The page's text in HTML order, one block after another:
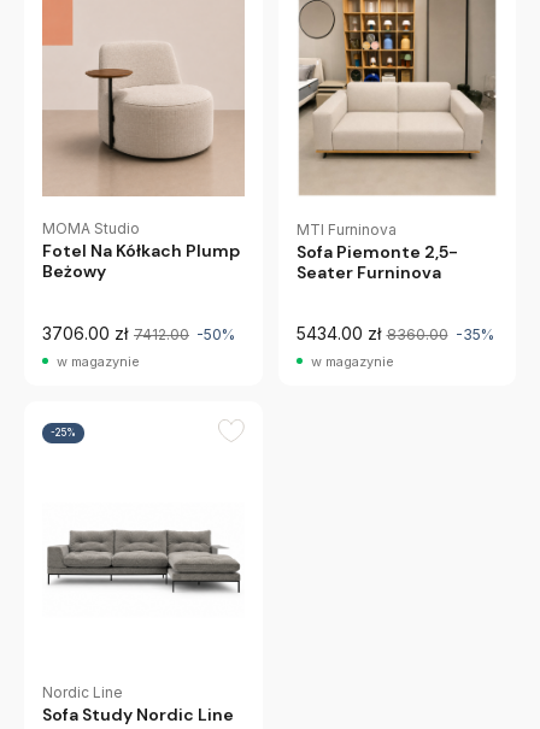
MOMA Studio
Fotel Na Kółkach Plump
Beżowy
3706.00 zł 7412.00 -50%
w magazynie
MTI Furninova
Sofa Piemonte 2,5-
Seater Furninova
5434.00 zł 8360.00 -35%
w magazynie
-25%
Nordic Line
Sofa Study Nordic Line